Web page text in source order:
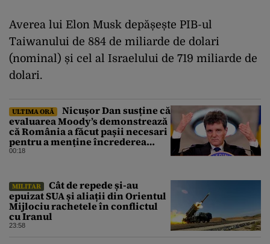
Averea lui Elon Musk depășește PIB-ul
Taiwanului de 884 de miliarde de dolari
(nominal) și cel al Israelului de 719 miliarde de
dolari.
ULTIMA ORĂ
Nicușor Dan susține că
evaluarea Moody’s demonstrează
că România a făcut pașii necesari
pentru a menține încrederea
investitorilor: „Totuși,
00:18
MILITAR
Cât de repede și-au
epuizat SUA și aliații din Orientul
Mijlociu rachetele în conflictul
cu Iranul
23:58